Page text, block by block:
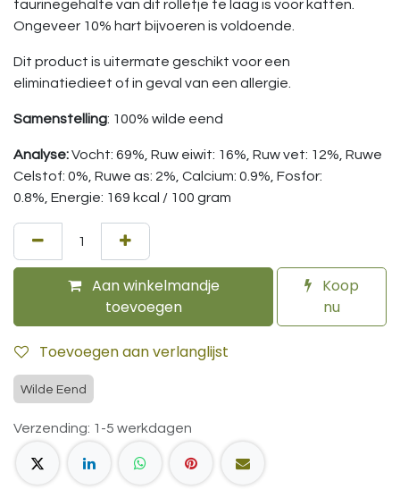
taurinegehalte van dit rolletje te laag is voor katten.
Ongeveer 10% hart bijvoeren is voldoende.
Dit product is uitermate geschikt voor een
eliminatiedieet of in geval van een allergie.
Samenstelling: 100% wilde eend
Analyse:Vocht: 69%, Ruw eiwit: 16%, Ruw vet: 12%, Ruwe
Celstof: 0%, Ruwe as: 2%, Calcium: 0.9%, Fosfor:
0.8%, Energie: 169 kcal / 100 gram
Aan winkelmandje
toevoegen
Koop
nu
Toevoegen aan verlanglijst
Wilde Eend
Verzending: 1-5 werkdagen